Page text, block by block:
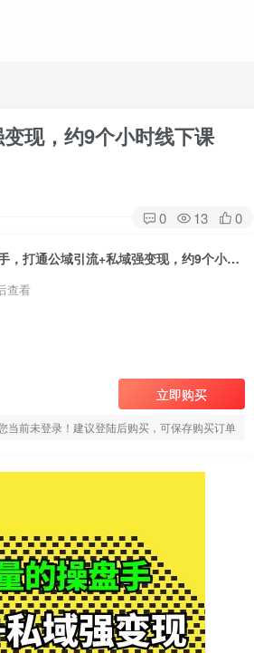
现，约9个小时线下课
0 13 0
全域盈利·做懂流量的操盘手，打通公域引流+私域强变现，约9个小时线下课
查看
立即购买
当前未登录！建议登陆后购买，可保存购买订单